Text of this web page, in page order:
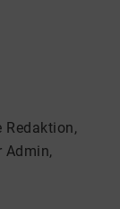
Redaktion,
Admin,